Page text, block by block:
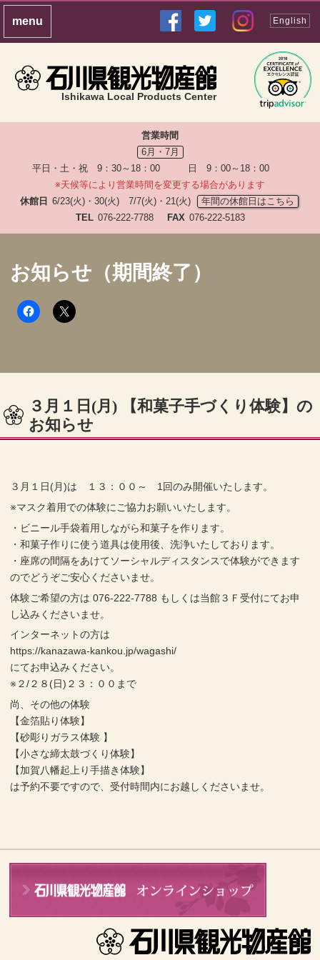
Ishikawa Local Products Center
English
営業時間
6月・7月
平日・土・祝 9：30～18：00 日 9：00～18：00
※天候等により営業時間を変更する場合があります
休館日 6/23(火)・30(火) 7/7(火)・21(火)
年間の休館日はこちら
TEL 076-222-7788 FAX 076-222-5183
お知らせ（期間終了）
３月１日(月) 【和菓子手づくり体験】の
お知らせ
３月１日(月)は １３：００～ 1回のみ開催いたします。
※マスク着用での体験にご協力お願いいたします。
・ビニール手袋着用しながら和菓子を作ります。
・和菓子作りに使う道具は使用後、洗浄いたしております。
・座席の間隔をあけてソーシャルディスタンスで体験ができます
のでどうぞご安心くださいませ。
体験ご希望の方は 076-222-7788 もしくは当館３Ｆ受付にてお申
し込みくださいませ。
インターネットの方は
https://kanazawa-kankou.jp/wagashi/
にてお申込みください。
※２/２８(日)２３：００まで
尚、その他の体験
【金箔貼り体験】
【砂彫りガラス体験 】
【小さな締太鼓づくり体験】
【加賀八幡起上り手描き体験】
は予約不要ですので、受付時間内にお越しくださいませ。